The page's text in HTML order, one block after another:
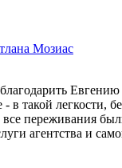
Мозиас
- в такой легкости,
переживания
агентства и